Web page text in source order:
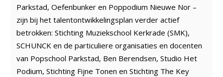
Parkstad, Oefenbunker en Poppodium Nieuwe Nor –
zijn bij het talentontwikkelingsplan verder actief
betrokken: Stichting Muziekschool Kerkrade (SMK),
SCHUNCK en de particuliere organisaties en docenten
van Popschool Parkstad, Ben Berendsen, Studio Het
Podium, Stichting Fijne Tonen en Stichting The Key